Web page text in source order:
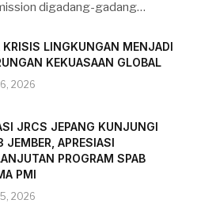
digadang-gadang…
KRISIS LINGKUNGAN MENJADI
KEKUASAAN GLOBAL
2026
JRCS JEPANG KUNJUNGI
JEMBER, APRESIASI
PROGRAM SPAB
PMI
2026